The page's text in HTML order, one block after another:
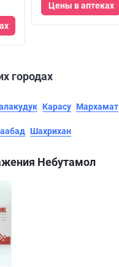
Цены в аптеках
городах
Карасу Мархамат
Шахрихан
Небутамол